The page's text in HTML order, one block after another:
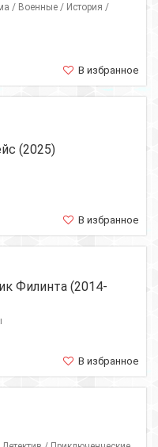
/ Военные / История /
В избранное
(2025)
В избранное
Филинта (2014-
В избранное